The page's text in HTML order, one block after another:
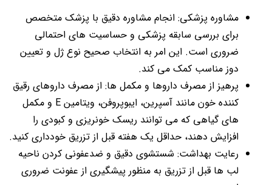
مشاوره پزشکی: انجام مشاوره دقیق با پزشک متخصص
برای بررسی سابقه پزشکی و حساسیت های احتمالی
ضروری است. این امر به انتخاب صحیح نوع ژل و تعیین
دوز مناسب کمک می کند.
پرهیز از مصرف داروها و مکمل ها: از مصرف داروهای رقیق
کننده خون مانند آسپرین، ایبوپروفن، ویتامین E و مکمل
های گیاهی که می توانند ریسک خونریزی و کبودی را
افزایش دهند، حداقل یک هفته قبل از تزریق خودداری کنید.
رعایت بهداشت: شستشوی دقیق و ضدعفونی کردن ناحیه
لب ها قبل از تزریق به منظور پیشگیری از عفونت ضروری